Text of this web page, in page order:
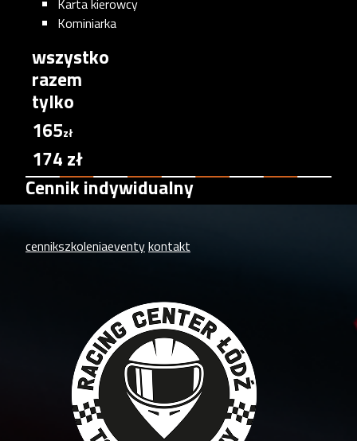
Karta kierowcy
Kominiarka
wszystko
razem
tylko
165zł
174 zł
Cennik indywidualny
cennikszkoleniaeventykontakt